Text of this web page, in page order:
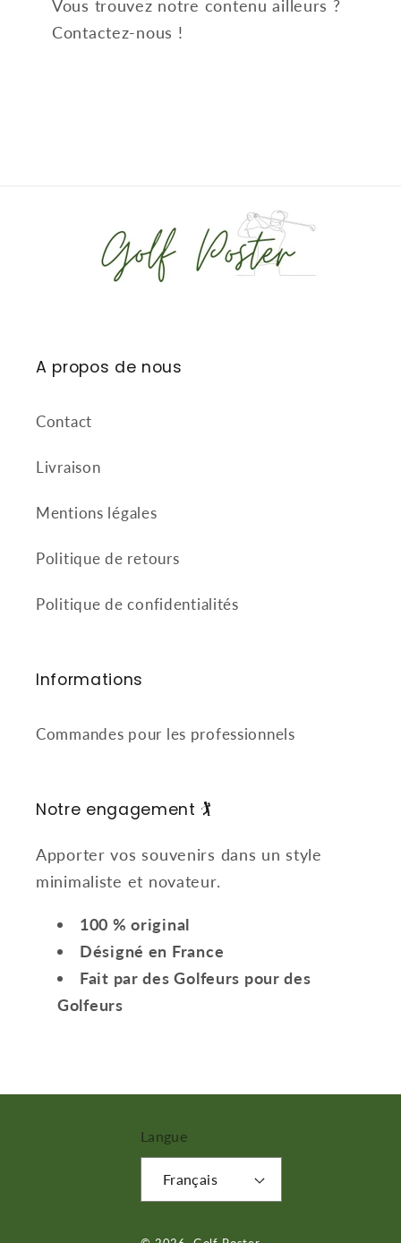
Vous trouvez notre contenu ailleurs ?
Contactez-nous !
A propos de nous
Contact
Livraison
Mentions légales
Politique de retours
Politique de confidentialités
Informations
Commandes pour les professionnels
Notre engagement 🏌️
Apporter vos souvenirs dans un style
minimaliste et novateur.
100 % original
Désigné en France
Fait par des Golfeurs pour des
Golfeurs
Langue
Français